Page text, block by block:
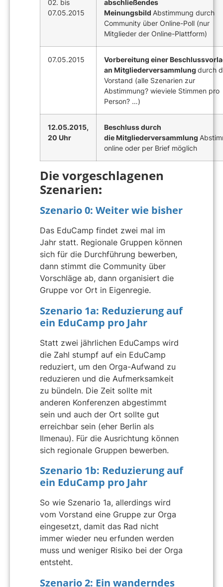
02. bis
07.05.2015
abschließendes
Meinungsbild Abstimmung durch
Community über Online-Poll (nur
Mitglieder der Online-Plattform)
07.05.2015
Vorbereitung einer
an Mitgliederversammlung durch
Vorstand (alle Szenarien zur
Abstimmung? wieviele Stimmen pro
Person? …)
12.05.2015,
20 Uhr
Beschluss durch
die Mitgliederversammlung
online oder per Brief möglich
Die vorgeschlagenen
Szenarien:
Szenario 0: Weiter wie bisher
Das EduCamp findet zwei mal im
Jahr statt. Regionale Gruppen können
sich für die Durchführung bewerben,
dann stimmt die Community über
Vorschläge ab, dann organisiert die
Gruppe vor Ort in Eigenregie.
Szenario 1a: Reduzierung auf
ein EduCamp pro Jahr
Statt zwei jährlichen EduCamps wird
die Zahl stumpf auf ein EduCamp
reduziert, um den Orga-Aufwand zu
reduzieren und die Aufmerksamkeit
zu bündeln. Die Zeit sollte mit
anderen Konferenzen abgestimmt
sein und auch der Ort sollte gut
erreichbar sein (eher Berlin als
Ilmenau). Für die Ausrichtung können
sich regionale Gruppen bewerben.
Szenario 1b: Reduzierung auf
ein EduCamp pro Jahr
So wie Szenario 1a, allerdings wird
vom Vorstand eine Gruppe zur Orga
eingesetzt, damit das Rad nicht
immer wieder neu erfunden werden
muss und weniger Risiko bei der Orga
entsteht.
Szenario 2: Ein wanderndes